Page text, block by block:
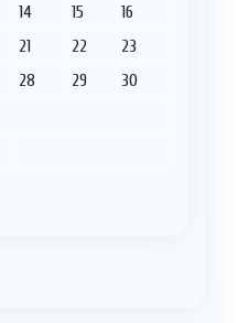
14 15
16
21 22
23
28 29
30